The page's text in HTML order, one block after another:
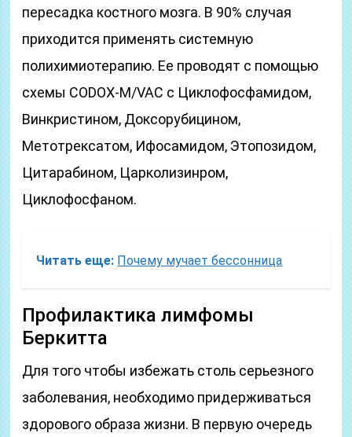
пересадка костного мозга. В 90% случая
приходится применять системную
полихимиотерапию. Ее проводят с помощью
схемы CODOX-M/VAC с Циклофосфамидом,
Винкристином, Доксорубицином,
Метотрексатом, Ифосамидом, Этопозидом,
Цитарабином, Царколизинром,
Циклофосфаном.
Читать еще: Почему мучает бессонница
Профилактика лимфомы
Беркитта
Для того чтобы избежать столь серьезного
заболевания, необходимо придерживаться
здорового образа жизни. В первую очередь